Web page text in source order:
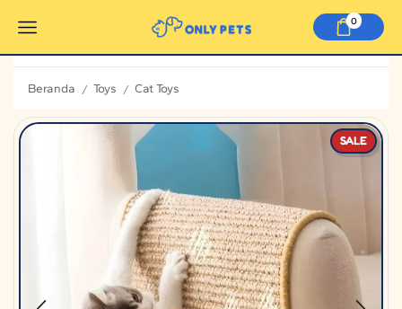
0
Beranda / Toys / Cat Toys
SALE